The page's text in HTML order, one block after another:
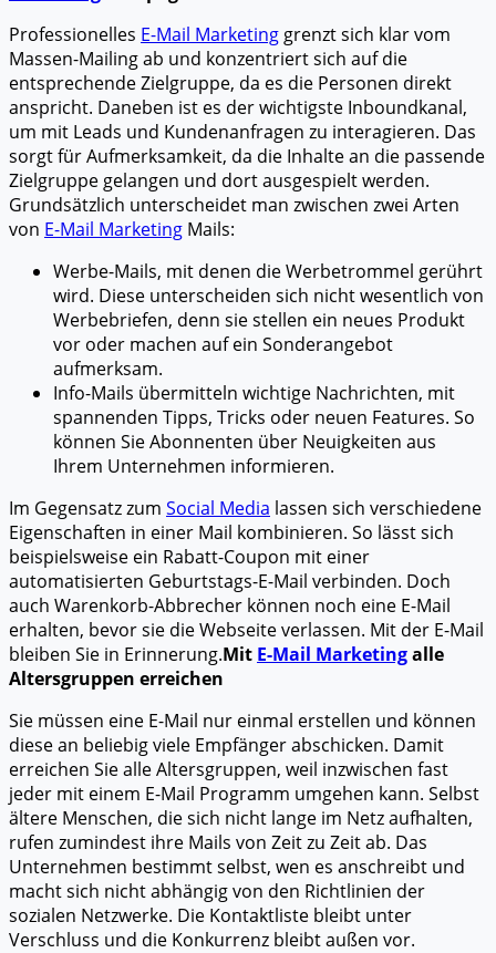
Professionelles E-Mail Marketing grenzt sich klar vom
Massen-Mailing ab und konzentriert sich auf die
entsprechende Zielgruppe, da es die Personen direkt
anspricht. Daneben ist es der wichtigste Inboundkanal,
um mit Leads und Kundenanfragen zu interagieren. Das
sorgt für Aufmerksamkeit, da die Inhalte an die passende
Zielgruppe gelangen und dort ausgespielt werden.
Grundsätzlich unterscheidet man zwischen zwei Arten
von E-Mail Marketing Mails:
Werbe-Mails, mit denen die Werbetrommel gerührt
wird. Diese unterscheiden sich nicht wesentlich von
Werbebriefen, denn sie stellen ein neues Produkt
vor oder machen auf ein Sonderangebot
aufmerksam.
Info-Mails übermitteln wichtige Nachrichten, mit
spannenden Tipps, Tricks oder neuen Features. So
können Sie Abonnenten über Neuigkeiten aus
Ihrem Unternehmen informieren.
Im Gegensatz zum Social Media lassen sich verschiedene
Eigenschaften in einer Mail kombinieren. So lässt sich
beispielsweise ein Rabatt-Coupon mit einer
automatisierten Geburtstags-E-Mail verbinden. Doch
auch Warenkorb-Abbrecher können noch eine E-Mail
erhalten, bevor sie die Webseite verlassen. Mit der E-Mail
bleiben Sie in Erinnerung.Mit E-Mail Marketingalle
Altersgruppen erreichen
Sie müssen eine E-Mail nur einmal erstellen und können
diese an beliebig viele Empfänger abschicken. Damit
erreichen Sie alle Altersgruppen, weil inzwischen fast
jeder mit einem E-Mail Programm umgehen kann. Selbst
ältere Menschen, die sich nicht lange im Netz aufhalten,
rufen zumindest ihre Mails von Zeit zu Zeit ab. Das
Unternehmen bestimmt selbst, wen es anschreibt und
macht sich nicht abhängig von den Richtlinien der
sozialen Netzwerke. Die Kontaktliste bleibt unter
Verschluss und die Konkurrenz bleibt außen vor.